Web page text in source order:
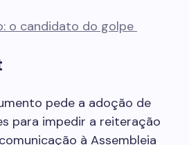
o candidato do golpe
pede a adoção de
para impedir a reiteração
à Assembleia